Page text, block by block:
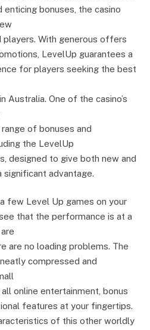
enticing bonuses, the casino
players. With generous offers
LevelUp guarantees a
for players seeking the best
Australia. One of the casino’s
of bonuses and
the LevelUp
designed to give both new and
significant advantage.
few Level Up games on your
that the performance is at a
are no loading problems. The
compressed and
online entertainment, bonus
features at your fingertips.
of this other worldly